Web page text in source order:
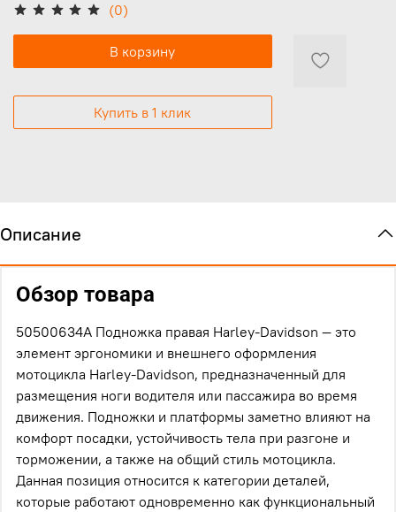
(0)
В корзину
Купить в 1 клик
Описание
Обзор товара
50500634A Подножка правая Harley-Davidson — это
элемент эргономики и внешнего оформления
мотоцикла Harley-Davidson, предназначенный для
размещения ноги водителя или пассажира во время
движения. Подножки и платформы заметно влияют на
комфорт посадки, устойчивость тела при разгоне и
торможении, а также на общий стиль мотоцикла.
Данная позиция относится к категории деталей,
которые работают одновременно как функциональный